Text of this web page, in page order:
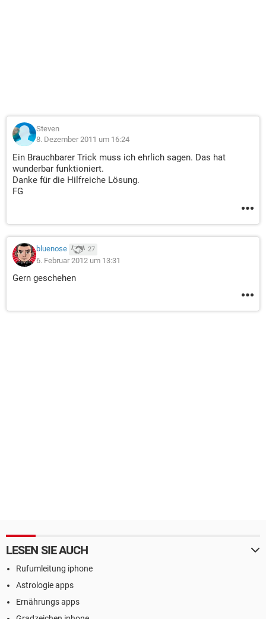
Steven
8. Dezember 2011 um 16:24
Ein Brauchbarer Trick muss ich ehrlich sagen. Das hat
wunderbar funktioniert.
Danke für die Hilfreiche Lösung.
FG
bluenose 27
6. Februar 2012 um 13:31
Gern geschehen
LESEN SIE AUCH
Rufumleitung iphone
Astrologie apps
Ernährungs apps